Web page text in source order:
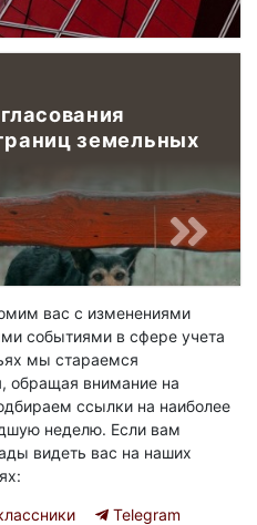
земельных
вас с изменениями
событиями в сфере учета
мы стараемся
обращая внимание на
ссылки на наиболее
неделю. Если вам
видеть вас на наших
Telegram